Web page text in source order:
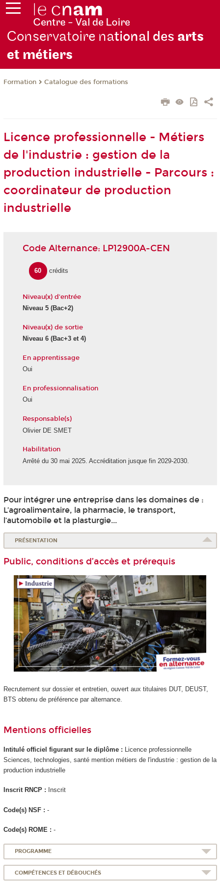
Conservatoire national des arts
et métiers
Formation Catalogue des formations
Licence professionnelle - Métiers
de l'industrie : gestion de la
production industrielle - Parcours :
coordinateur de production
industrielle
Code Alternance: LP12900A-CEN
60 crédits
Niveau(x) d'entrée
Niveau 5 (Bac+2)
Niveau(x) de sortie
Niveau 6 (Bac+3 et 4)
En apprentissage
Oui
En professionnalisation
Oui
Responsable(s)
Olivier DE SMET
Habilitation
Arrêté du 30 mai 2025. Accréditation jusque fin 2029-2030.
Pour intégrer une entreprise dans les domaines de :
L’agroalimentaire, la pharmacie, le transport,
l’automobile et la plasturgie...
PRÉSENTATION
Public, conditions d’accès et prérequis
Recrutement sur dossier et entretien, ouvert aux titulaires DUT, DEUST,
BTS obtenu de préférence par alternance.
Mentions officielles
Intitulé officiel figurant sur le diplôme : Licence professionnelle
Sciences, technologies, santé mention métiers de l'industrie : gestion de la
production industrielle
Inscrit RNCP : Inscrit
Code(s) NSF : -
Code(s) ROME : -
PROGRAMME
COMPÉTENCES ET DÉBOUCHÉS